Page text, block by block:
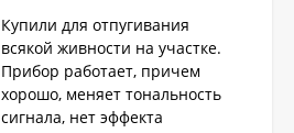
Купили для отпугивания
всякой живности на участке.
Прибор работает, причем
хорошо, меняет тональность
сигнала, нет эффекта